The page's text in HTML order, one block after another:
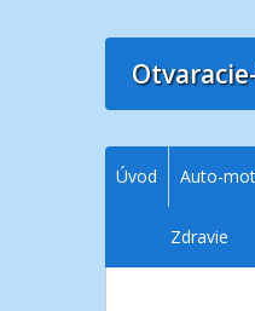
Úvod Auto-
Zdravie